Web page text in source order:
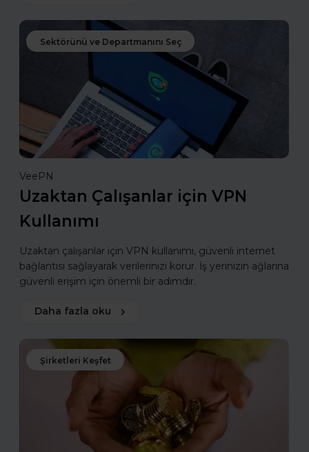
Sektörünü ve Departmanını Seç
VeePN
Uzaktan Çalışanlar için VPN
Kullanımı
Uzaktan çalışanlar için VPN kullanımı, güvenli internet
bağlantısı sağlayarak verilerinizi korur. İş yerinizin ağlarına
güvenli erişim için önemli bir adımdır.
Daha fazla oku
Şirketleri Keşfet